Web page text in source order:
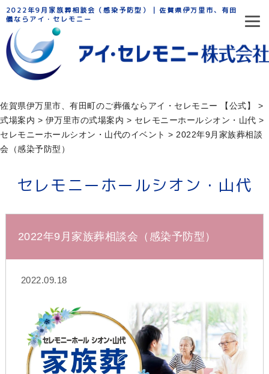
2022年9月家族葬相談会（感染予防型） | 佐賀県伊万里市、有田町のご葬
儀ならアイ・セレモニー
佐賀県伊万里市、有田町のご葬儀ならアイ・セレモニー 【公式】
>
式場案内 > 伊万里市の式場案内 > セレモニーホールシオン・山代 >
セレモニーホールシオン・山代のイベント > 2022年9月家族葬相談
会（感染予防型）
セレモニーホールシオン・山代
2022年9月家族葬相談会（感染予防型）
2022.09.18